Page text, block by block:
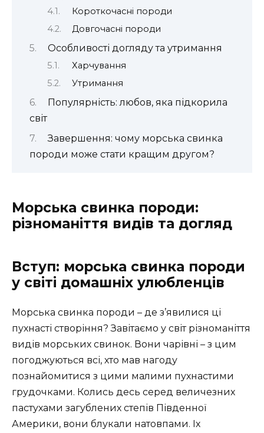
Короткочасні породи
Довгочасні породи
Особливості догляду та утримання
Харчування
Утримання
Популярність: любов, яка підкорила
світ
Завершення: чому морська свинка
породи може стати кращим другом?
Морська свинка породи:
різноманіття видів та догляд
Вступ: морська свинка породи
у світі домашніх улюбленців
Морська свинка породи – де з’явилися ці
пухнасті створіння? Завітаємо у світ різноманіття
видів морських свинок. Вони чарівні – з цим
погоджуються всі, хто мав нагоду
познайомитися з цими малими пухнастими
грудочками. Колись десь серед величезних
пастухами загублених степів Південної
Америки, вони блукали натовпами. Іх